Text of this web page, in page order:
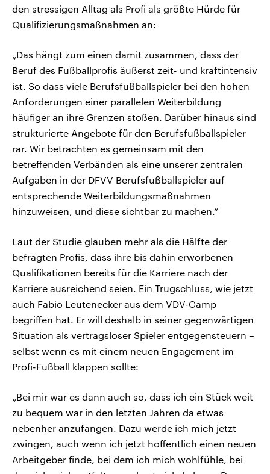
den stressigen Alltag als Profi als größte Hürde für
Qualifizierungsmaßnahmen an:
„Das hängt zum einen damit zusammen, dass der
Beruf des Fußballprofis äußerst zeit- und kraftintensiv
ist. So dass viele Berufsfußballspieler bei den hohen
Anforderungen einer parallelen Weiterbildung
häufiger an ihre Grenzen stoßen. Darüber hinaus sind
strukturierte Angebote für den Berufsfußballspieler
rar. Wir betrachten es gemeinsam mit den
betreffenden Verbänden als eine unserer zentralen
Aufgaben in der DFVV Berufsfußballspieler auf
entsprechende Weiterbildungsmaßnahmen
hinzuweisen, und diese sichtbar zu machen.“
Laut der Studie glauben mehr als die Hälfte der
befragten Profis, dass ihre bis dahin erworbenen
Qualifikationen bereits für die Karriere nach der
Karriere ausreichend seien. Ein Trugschluss, wie jetzt
auch Fabio Leutenecker aus dem VDV-Camp
begriffen hat. Er will deshalb in seiner gegenwärtigen
Situation als vertragsloser Spieler entgegensteuern –
selbst wenn es mit einem neuen Engagement im
Profi-Fußball klappen sollte:
„Bei mir war es dann auch so, dass ich ein Stück weit
zu bequem war in den letzten Jahren da etwas
nebenher anzufangen. Dazu werde ich mich jetzt
zwingen, auch wenn ich jetzt hoffentlich einen neuen
Arbeitgeber finde, bei dem ich mich wohlfühle, bei